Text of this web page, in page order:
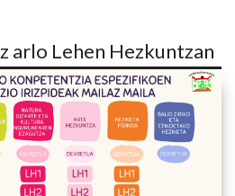
arlo Lehen Hezkuntzan